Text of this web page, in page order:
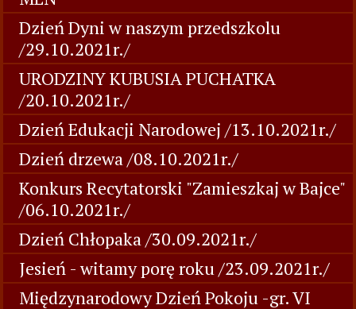
Dzień Dyni w naszym przedszkolu
/29.10.2021r./
URODZINY KUBUSIA PUCHATKA
/20.10.2021r./
Dzień Edukacji Narodowej /13.10.2021r./
Dzień drzewa /08.10.2021r./
Konkurs Recytatorski "Zamieszkaj w Bajce"
/06.10.2021r./
Dzień Chłopaka /30.09.2021r./
Jesień - witamy porę roku /23.09.2021r./
Międzynarodowy Dzień Pokoju -gr. VI